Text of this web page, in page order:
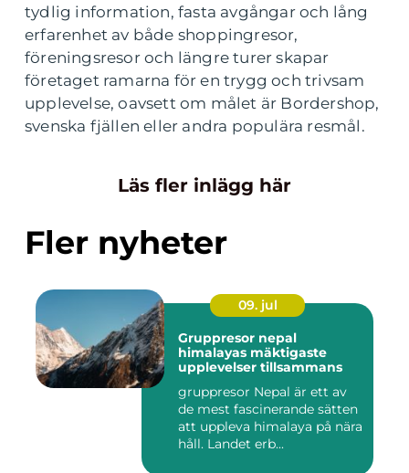
tydlig information, fasta avgångar och lång
erfarenhet av både shoppingresor,
föreningsresor och längre turer skapar
företaget ramarna för en trygg och trivsam
upplevelse, oavsett om målet är Bordershop,
svenska fjällen eller andra populära resmål.
Läs fler inlägg här
Fler nyheter
09. jul
Gruppresor nepal
himalayas mäktigaste
upplevelser tillsammans
gruppresor Nepal är ett av
de mest fascinerande sätten
att uppleva himalaya på nära
håll. Landet erb...